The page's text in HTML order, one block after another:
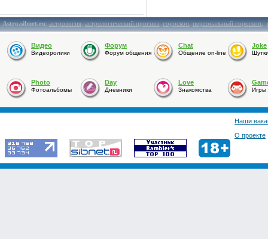
Astro.sibnet.ru:астрология,астрологический прогноз,гороскоп,персональный гороскоп,
Видео
Видеоролики
Форум
Форум общения
Chat
Общение on-line
Joke
Photo
Фотоальбомы
Day
Дневники
Love
Знакомства Игры
Наши
О проекте